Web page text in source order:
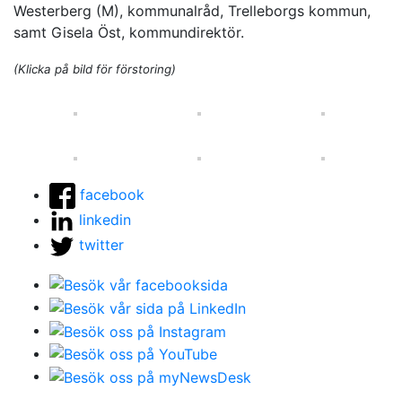
Westerberg (M), kommunalråd, Trelleborgs kommun,
samt Gisela Öst, kommundirektör.
(Klicka på bild för förstoring)
facebook
linkedin
twitter